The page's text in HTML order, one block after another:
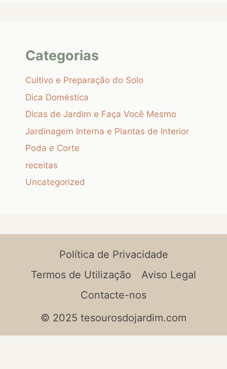
Categorias
Cultivo e Preparação do Solo
Dica Doméstica
Dicas de Jardim e Faça Você Mesmo
Jardinagem Interna e Plantas de Interior
Poda e Corte
receitas
Uncategorized
Política de Privacidade
Termos de Utilização
Aviso Legal
Contacte-nos
© 2025 tesourosdojardim.com